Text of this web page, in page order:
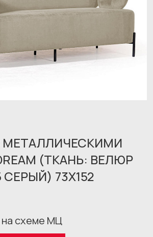
МЕТАЛЛИЧЕСКИМИ
(ТКАНЬ: ВЕЛЮР
СЕРЫЙ) 73X152
на схеме МЦ
принято